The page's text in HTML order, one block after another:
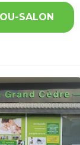
SALON